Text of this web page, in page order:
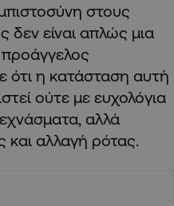
στους
δεν είναι απλώς μια
προάγγελος
η κατάσταση αυτή
ούτε με ευχολόγια
αλλά
και αλλαγή ρότας.